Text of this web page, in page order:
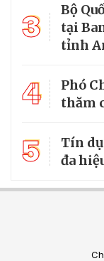
3
Bộ
tại
tỉnh
4
Phó
thăm
5
Tín
đa